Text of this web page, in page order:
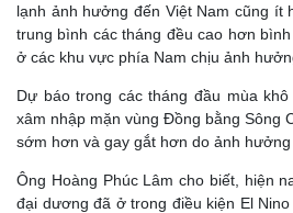
lạnh ảnh hưởng đến Việt Nam cũng ít
trung bình các tháng đều cao hơn
ở các khu vực phía Nam chịu ảnh
Dự báo trong các tháng đầu mùa khô
xâm nhập mặn vùng Đồng bằng Sông
sớm hơn và gay gắt hơn do ảnh hưởng
Ông Hoàng Phúc Lâm cho biết, hiện
đại dương đã ở trong điều kiện El